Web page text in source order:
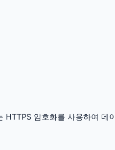
암호화를 사용하여 데